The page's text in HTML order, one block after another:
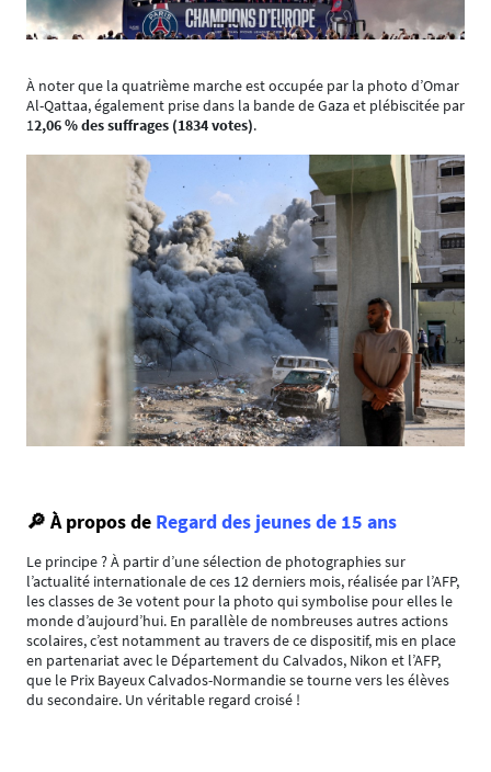
À noter que la quatrième marche est occupée par la photo d’Omar
Al-Qattaa, également prise dans la bande de Gaza et plébiscitée par
12,06 % des suffrages (1834 votes).
🔎 Àpropos de Regard des jeunes de 15 ans
Le principe ? À partir d’une sélection de photographies sur
l’actualité internationale de ces 12 derniers mois, réalisée par l’AFP,
les classes de 3e votent pour la photo qui symbolise pour elles le
monde d’aujourd’hui. En parallèle de nombreuses autres actions
scolaires, c’est notamment au travers de ce dispositif, mis en place
en partenariat avec le Département du Calvados, Nikon et l’AFP,
que le Prix Bayeux Calvados-Normandie se tourne vers les élèves
du secondaire. Un véritable regard croisé !